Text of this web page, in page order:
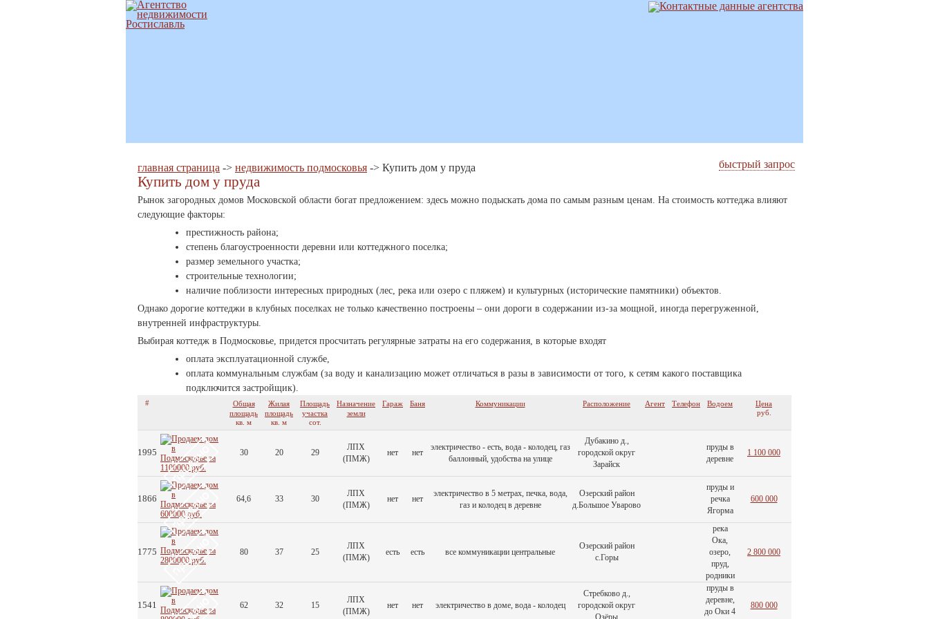
быстрый запрос
главная страница -> недвижимость подмосковья -> Купить дом у пруда
Купить дом у пруда
Рынок загородных домов Московской области богат предложением: здесь можно подыскать дома по самым разным ценам. На стоимость коттеджа влияют
следующие факторы:
престижность района;
степень благоустроенности деревни или коттеджного поселка;
размер земельного участка;
строительные технологии;
наличие поблизости интересных природных (лес, река или озеро с пляжем) и культурных (исторические памятники) объектов.
Однако дорогие коттеджи в клубных поселках не только качественно построены – они дороги в содержании из-за мощной, иногда перегруженной,
внутренней инфраструктуры.
Выбирая коттедж в Подмосковье, придется просчитать регулярные затраты на его содержания, в которые входят
оплата эксплуатационной службе,
оплата коммунальным службам (за воду и канализацию может отличаться в разы в зависимости от того, к сетям какого поставщика
подключится застройщик).
#
Общая
площадь
кв. м
Жилая
площадь
кв. м
Площадь
участка
сот.
Назначение
земли
Гараж Баня Коммуникации Расположение Агент Телефон Водоем
Цена
руб.
1995 30 20 29
ЛПХ
(ПМЖ)
нет нет
электричество - есть, вода - колодец, газ
баллонный, удобства на улице
Дубакино д.,
городской округ
Зарайск
пруды в
деревне
1 100 000
1866 64,6 33 30
ЛПХ
(ПМЖ)
нет нет
электричество в 5 метрах, печка, вода,
газ и колодец в деревне
Озерский район
д.Большое Уварово
пруды и
речка
Ягорма
600 000
1775 80 37 25
ЛПХ
(ПМЖ)
есть есть все коммуникации центральные
Озерский район
с.Горы
река
Ока,
озеро,
пруд,
родники
2 800 000
1541 62 32 15
ЛПХ
(ПМЖ)
нет нет электричество в доме, вода - колодец
Стребково д.,
городской округ
Озёры
пруды в
деревне,
до Оки 4
800 000